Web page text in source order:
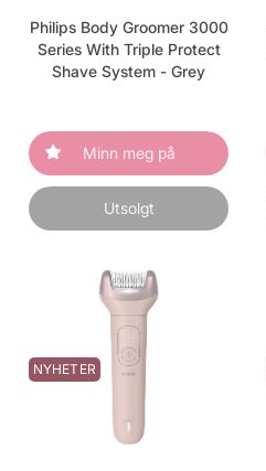
Philips Body Groomer 3000
Series With Triple Protect
Shave System - Grey
Minn meg på
Utsolgt
NYHETER